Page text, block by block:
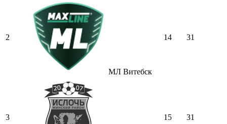
2
МЛ Витебск
14 31
3 15 31